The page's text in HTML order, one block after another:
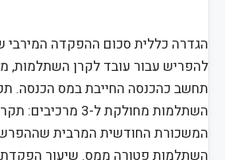
הגדרה כללית סכום ההפקדה המירבי
להפריש עבור עובד לקרן השתלמות,
תחשב כהכנסה החייבת במס הכנסה.
השתלמות מחולקת ל-
המשכורת החודשית המרבית
השתלמות פטורה ממס. שיעור